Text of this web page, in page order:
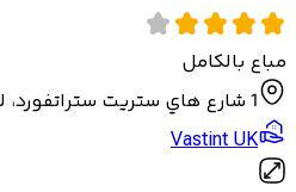
مباع بالكامل
1 شارع هاي ستريت ستراتفورد، لندن E15 2NA
Vastint UK